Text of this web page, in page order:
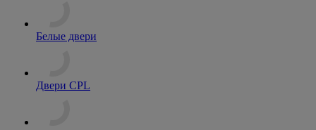
Белые двери
Двери CPL